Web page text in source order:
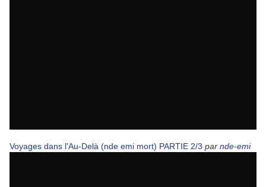
Voyages dans l'Au-Delà (nde emi mort) PARTIE 2/3 par nde-emi